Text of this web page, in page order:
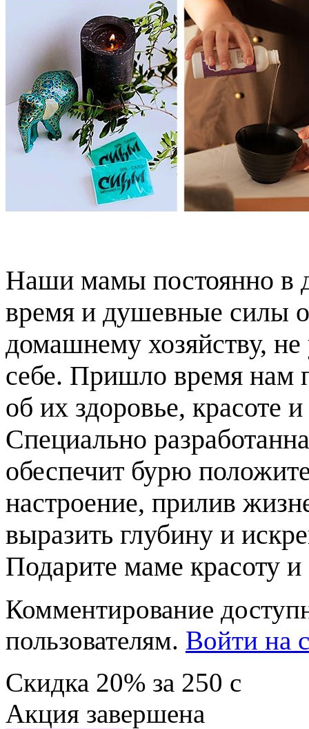
Наши мамы постоянно в
время и душевные силы
домашнему хозяйству,
себе. Пришло время нам
об их здоровье, красоте
Специально
обеспечит бурю
настроение, прилив
выразить глубину и
Подарите маме красоту и
Комментирование
пользователям. Войти на
Скидка 20% за 250 c
Акция завершена